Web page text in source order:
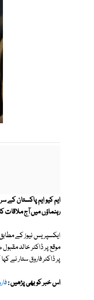
ایم کیو ایم پاکستان کے
رہنماؤں میں آج ملاقات
ایکسپریس نیوز کے مطابق
موقع پر ڈاکٹر خالد
پر ڈاکٹر فاروق ستار نے
اس خبر کو بھی پڑھیں :